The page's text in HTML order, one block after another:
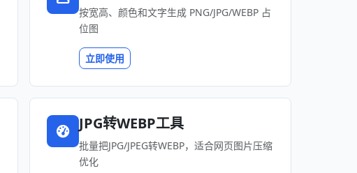
按宽高、颜色和文字生成 PNG/JPG/WEBP 占
位图
立即使用
JPG转WEBP工具
批量把JPG/JPEG转WEBP，适合网页图片压缩
优化